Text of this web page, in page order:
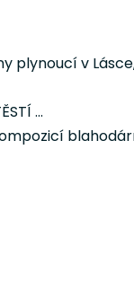
plynoucí v
...